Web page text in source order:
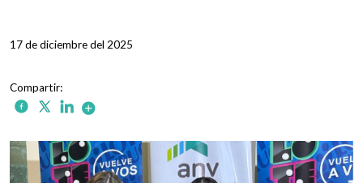
17 de diciembre del 2025